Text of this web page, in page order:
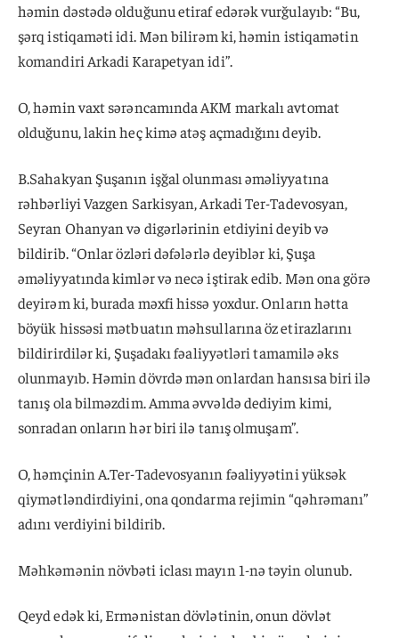
həmin dəstədə olduğunu etiraf edərək vurğulayıb: “Bu,
şərq istiqaməti idi. Mən bilirəm ki, həmin istiqamətin
komandiri Arkadi Karapetyan idi”.
O, həmin vaxt sərəncamında AKM markalı avtomat
olduğunu, lakin heç kimə atəş açmadığını deyib.
B.Sahakyan Şuşanın işğal olunması əməliyyatına
rəhbərliyi Vazgen Sarkisyan, Arkadi Ter-Tadevosyan,
Seyran Ohanyan və digərlərinin etdiyini deyib və
bildirib. “Onlar özləri dəfələrlə deyiblər ki, Şuşa
əməliyyatında kimlər və necə iştirak edib. Mən ona görə
deyirəm ki, burada məxfi hissə yoxdur. Onların hətta
böyük hissəsi mətbuatın məhsullarına öz etirazlarını
bildirirdilər ki, Şuşadakı fəaliyyətləri tamamilə əks
olunmayıb. Həmin dövrdə mən onlardan hansısa biri ilə
tanış ola bilməzdim. Amma əvvəldə dediyim kimi,
sonradan onların hər biri ilə tanış olmuşam”.
O, həmçinin A.Ter-Tadevosyanın fəaliyyətini yüksək
qiymətləndirdiyini, ona qondarma rejimin “qəhrəmanı”
adını verdiyini bildirib.
Məhkəmənin növbəti iclası mayın 1-nə təyin olunub.
Qeyd edək ki, Ermənistan dövlətinin, onun dövlət